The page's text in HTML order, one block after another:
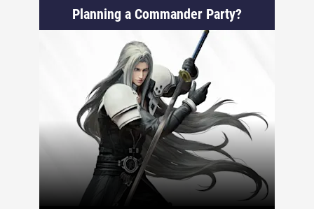
Planning a Commander Party?